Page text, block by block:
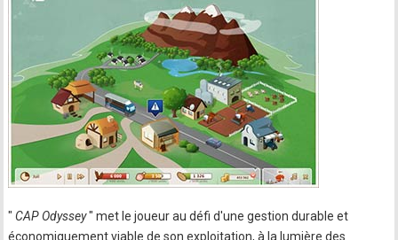
" CAP Odyssey" met le joueur au défi d'une gestion durable et
économiquement viable de son exploitation, à la lumière des